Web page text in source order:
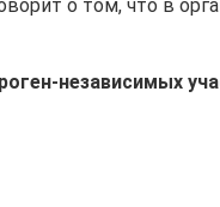
о том, что в
независимых